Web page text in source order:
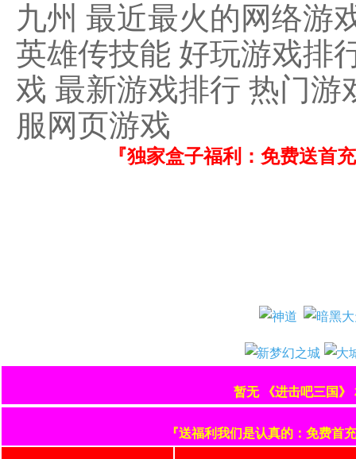
九州 最近最火的网络游
英雄传技能 好玩游戏排
戏 最新游戏排行 热门
服网页游戏
『独家盒子福利：免费送首
暂无 《进击吧三国
『送福利我们是认真的：免费首